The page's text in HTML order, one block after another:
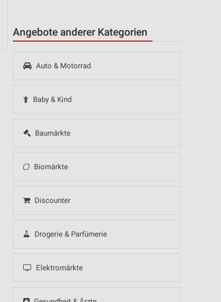
Angebote anderer Kategorien
Auto & Motorrad
Baby & Kind
Baumärkte
Biomärkte
Discounter
Drogerie & Parfümerie
Elektromärkte